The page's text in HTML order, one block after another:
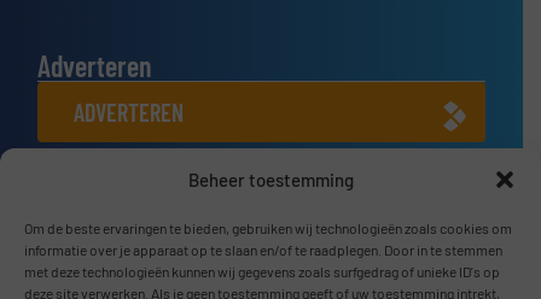
Beheer toestemming
Om de beste ervaringen te bieden, gebruiken wij technologieën zoals cookies om
informatie over je apparaat op te slaan en/of te raadplegen. Door in te stemmen
met deze technologieën kunnen wij gegevens zoals surfgedrag of unieke ID's op
deze site verwerken. Als je geen toestemming geeft of uw toestemming intrekt,
Adverteren
ADVERTEREN
Connect met ons
LINKEDIN